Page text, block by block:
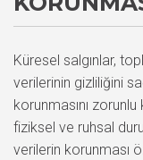
Küresel salgınlar,
verilerinin gizliliğini
korunmasını
fiziksel ve ruhsal
verilerin korunması